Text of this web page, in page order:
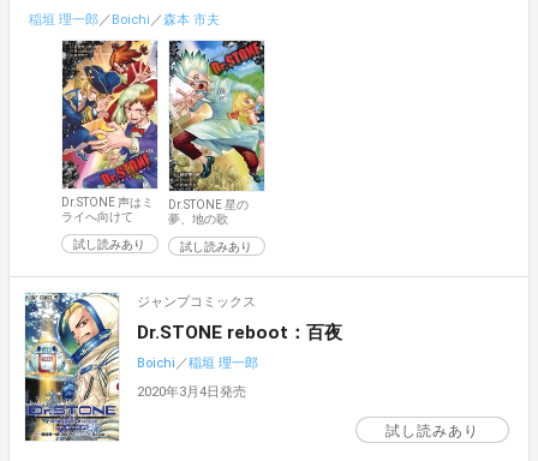
稲垣 理一郎／ Boichi ／森本 市夫
Dr.STONE 声はミ
ライへ向けて
試し読みあり
Dr.STONE 星の
夢、地の歌
試し読みあり
ジャンプコミックス
Dr.STONE reboot：百夜
Boichi ／稲垣 理一郎
2020年3月4日発売
試し読みあり